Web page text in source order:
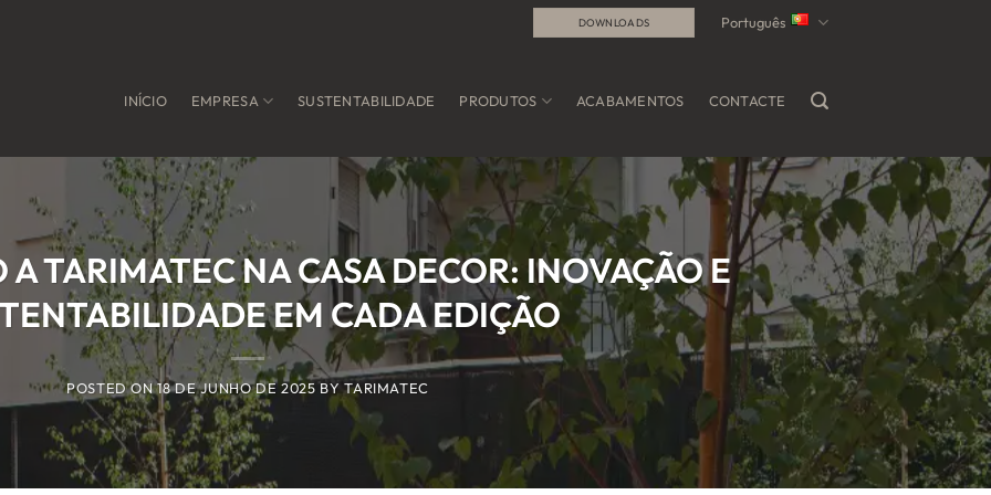
DOWNLOADS Português
INÍCIO EMPRESA SUSTENTABILIDADE PRODUTOS ACABAMENTOS CONTACTE
TARIMATEC NA CASA DECOR: INOVAÇÃO E
EM CADA EDIÇÃO
POSTED ON18 DE JUNHO DE 2025 BYTARIMATEC